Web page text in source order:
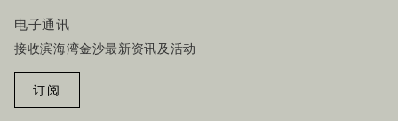
电子通讯
接收滨海湾金沙最新资讯及活动
订阅